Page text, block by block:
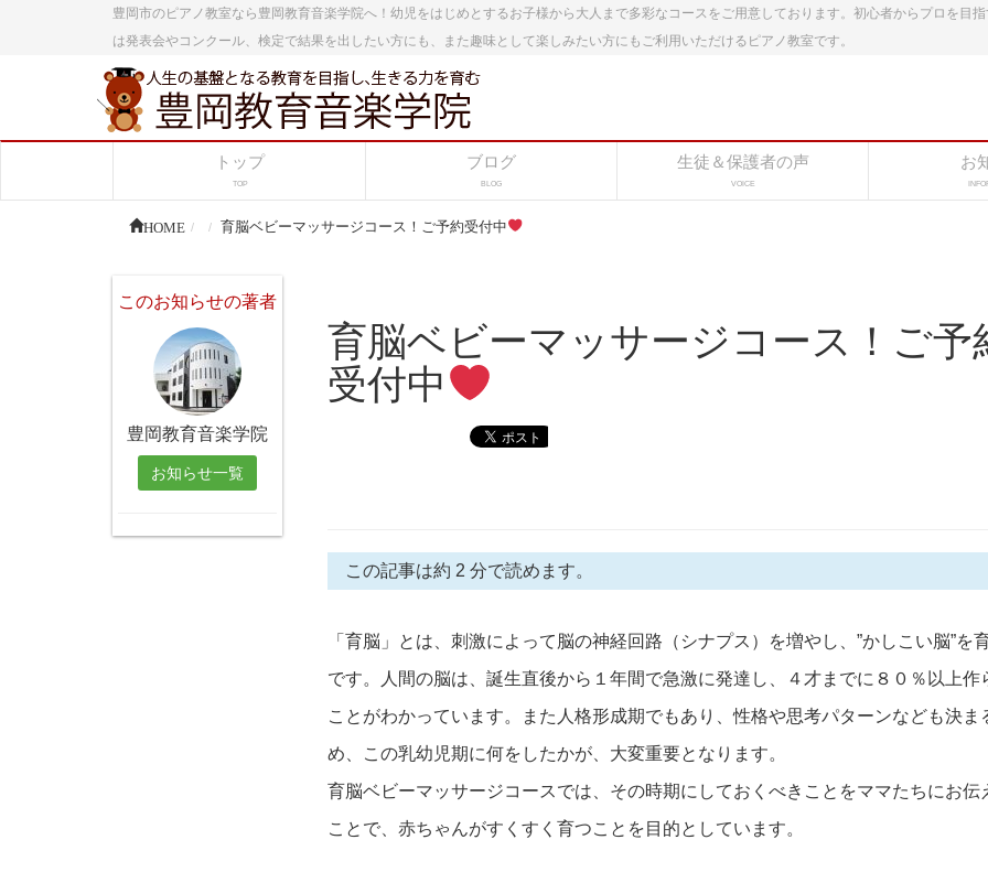
豊岡市のピアノ教室なら豊岡教育音楽学院へ！幼児をはじめとするお子様から大人まで多彩なコースをご用意しております。初心者からプロを目
は発表会やコンクール、検定で結果を出したい方にも、また趣味として楽しみたい方にもご利用いただけるピアノ教室です。
トップ
TOP
ブログ
BLOG
生徒＆保護者の声
VOICE
お
HOME 育脳ベビーマッサージコース！ご予約受付中
育脳ベビーマッサージコース！ご予
受付中
この記事は約 2 分で読めます。
「育脳」とは、刺激によって脳の神経回路（シナプス）を増やし、”かしこい脳”を
です。人間の脳は、誕生直後から１年間で急激に発達し、４才までに８０％以上作
ことがわかっています。また人格形成期でもあり、性格や思考パターンなども決ま
め、この乳幼児期に何をしたかが、大変重要となります。
育脳ベビーマッサージコースでは、その時期にしておくべきことをママたちにお伝
ことで、赤ちゃんがすくすく育つことを目的としています。
このお知らせの著者
豊岡教育音楽学院
お知らせ一覧